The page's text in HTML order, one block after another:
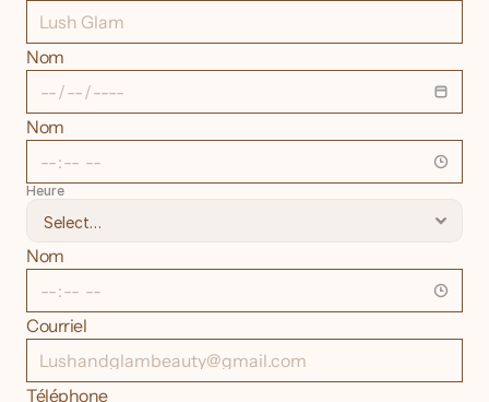
Nom
Nom
Heure
Nom
Courriel
Téléphone